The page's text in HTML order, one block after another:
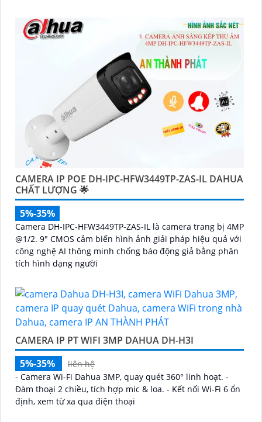
CAMERA IP POE DH-IPC-HFW3449TP-ZAS-IL DAHUA
CHẤT LƯỢNG 🌟
5%-35%
Camera DH-IPC-HFW3449TP-ZAS-IL là camera trang bị 4MP
@1/2. 9" CMOS cảm biến hình ảnh giải pháp hiệu quả với
công nghệ AI thông minh chống báo động giả bằng phân
tích hình dạng người
CAMERA IP PT WIFI 3MP DAHUA DH-H3I
5%-35%
liên hệ
- Camera Wi-Fi Dahua 3MP, quay quét 360° linh hoạt. -
Đàm thoại 2 chiều, tích hợp mic & loa. - Kết nối Wi-Fi 6 ổn
định, xem từ xa qua điện thoại